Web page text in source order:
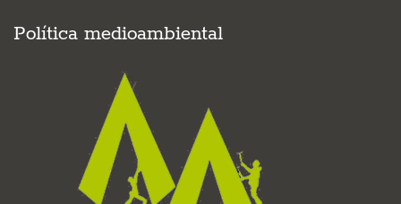
Política medioambiental